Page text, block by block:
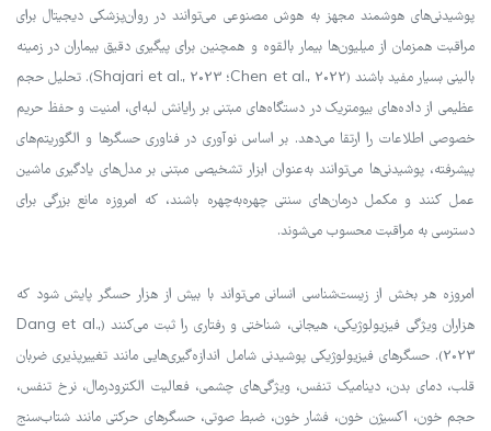
پوشیدنی‌های هوشمند مجهز به هوش مصنوعی می‌توانند در روان‌پزشکی دیجیتال برای
مراقبت همزمان از میلیون‌ها بیمار بالقوه و همچنین برای پیگیری دقیق بیماران در زمینه
بالینی بسیار مفید باشند (Chen et al., 2022؛ Shajari et al., 2023). تحلیل حجم
عظیمی از داده‌های بیومتریک در دستگاه‌های مبتنی بر رایانش لبه‌ای، امنیت و حفظ حریم
خصوصی اطلاعات را ارتقا می‌دهد. بر اساس نوآوری در فناوری حسگرها و الگوریتم‌های
پیشرفته، پوشیدنی‌ها می‌توانند به‌عنوان ابزار تشخیصی مبتنی بر مدل‌های یادگیری ماشین
عمل کنند و مکمل درمان‌های سنتی چهره‌به‌چهره باشند، که امروزه مانع بزرگی برای
دسترسی به مراقبت محسوب می‌شوند.
امروزه هر بخش از زیست‌شناسی انسانی می‌تواند با بیش از هزار حسگر پایش شود که
هزاران ویژگی فیزیولوژیکی، هیجانی، شناختی و رفتاری را ثبت می‌کنند (Dang et al.,
2023). حسگرهای فیزیولوژیکی پوشیدنی شامل اندازه‌گیری‌هایی مانند تغییرپذیری ضربان
قلب، دمای بدن، دینامیک تنفس، ویژگی‌های چشمی، فعالیت الکترودرمال، نرخ تنفس،
حجم خون، اکسیژن خون، فشار خون، ضبط صوتی، حسگرهای حرکتی مانند شتاب‌سنج